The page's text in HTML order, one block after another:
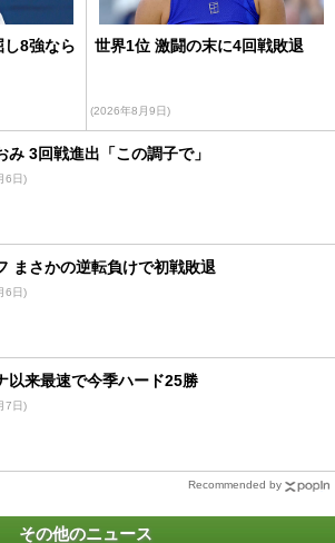
8強なら
世界1位 激闘の末に4回戦敗退
(2026年8月9日)
み 3回戦進出「この調子で」
6日)
まさかの逆転負けで初戦敗退
6日)
以来最速で今季ハード25勝
7日)
Recommended by
その他のニュース